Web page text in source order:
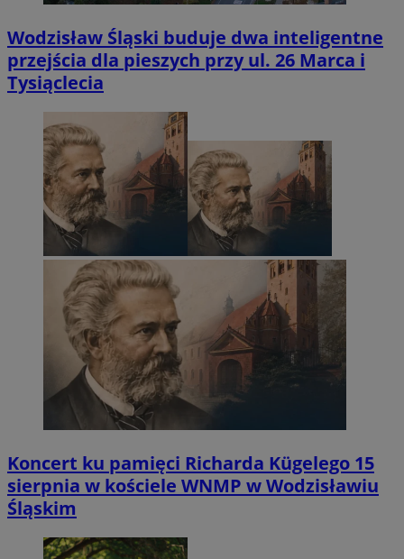
Wodzisław Śląski buduje dwa inteligentne
przejścia dla pieszych przy ul. 26 Marca i
Tysiąclecia
Koncert ku pamięci Richarda Kügelego 15
sierpnia w kościele WNMP w Wodzisławiu
Śląskim